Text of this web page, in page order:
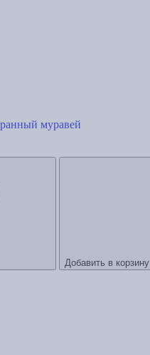
муравей
Добавить в корзину